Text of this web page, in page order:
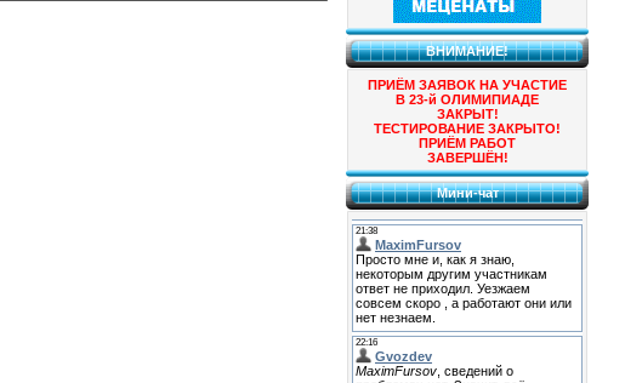
ВНИМАНИЕ!
ПРИЁМ ЗАЯВОК НА УЧАСТИЕ
В 23-й ОЛИМИПИАДЕ
ЗАКРЫТ!
ТЕСТИРОВАНИЕ ЗАКРЫТО!
ПРИЁМ РАБОТ
ЗАВЕРШЁН!
Мини-чат